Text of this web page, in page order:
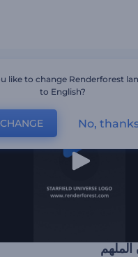
like to change Renderforest
to English?
CHANGE No,